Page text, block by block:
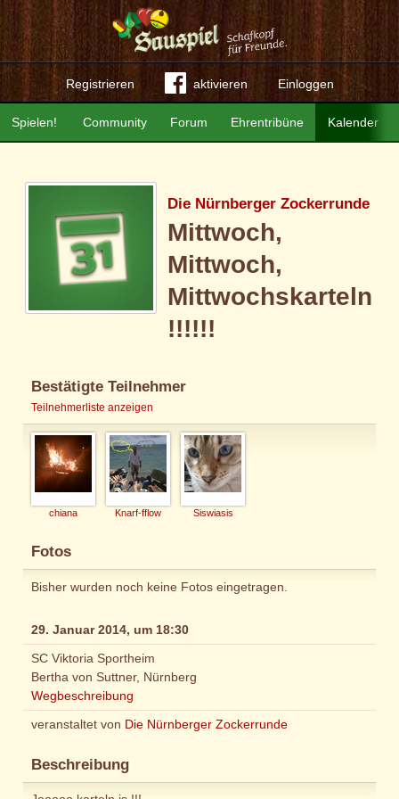
Registrieren aktivieren Einloggen
Community Forum Ehrentribüne Kalender
Spielen!
Die Nürnberger Zockerrunde
Mittwoch,
Mittwoch,
Mittwochskarteln
!!!!!!
Bestätigte Teilnehmer
Teilnehmerliste anzeigen
chiana Knarf-fflow Siswiasis
Fotos
Bisher wurden noch keine Fotos eingetragen.
29. Januar 2014, um 18:30
SC Viktoria Sportheim
Bertha von Suttner, Nürnberg
Wegbeschreibung
veranstaltet von Die Nürnberger Zockerrunde
Beschreibung